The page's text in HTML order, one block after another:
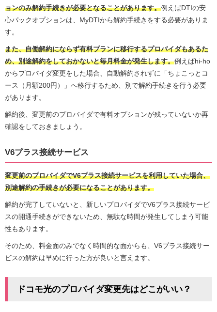
ョンのみ解約手続きが必要となることがあります。例えばDTIの安
心パックオプションは、MyDTIから解約手続きをする必要がありま
す。
また、自働解約にならず有料プランに移行するプロバイダもあるた
め、別途解約をしておかないと毎月料金が発生します。例えばhi-ho
からプロバイダ変更をした場合、自動解約されずに「ちょこっとコ
ース（月額200円）」へ移行するため、別で解約手続きを行う必要
があります。
解約後、変更前のプロバイダで有料オプションが残っていないか再
確認をしておきましょう。
V6プラス接続サービス
変更前のプロバイダでV6プラス接続サービスを利用していた場合、
別途解約の手続きが必要になることがあります。
解約が完了していないと、新しいプロバイダでV6プラス接続サービ
スの開通手続きができないため、無駄な時間が発生してしまう可能
性もあります。
そのため、料金面のみでなく時間的な面からも、V6プラス接続サー
ビスの解約は早めに行った方が良いと言えます。
ドコモ光のプロバイダ変更先はどこがいい？